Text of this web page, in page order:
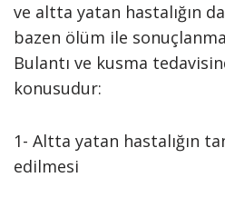
ve altta yatan hastalığın
bazen ölüm ile
Bulantı ve kusma
konusudur:
1- Altta yatan hastalığın
edilmesi